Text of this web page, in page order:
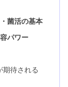
菌活の基本
パワー
期待される